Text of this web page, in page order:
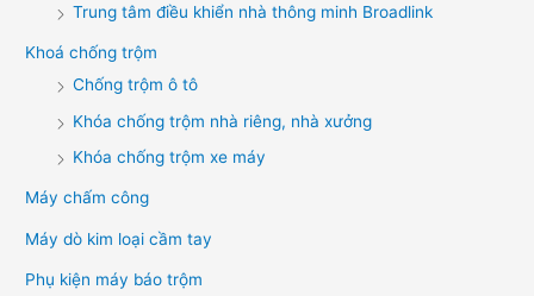
Trung tâm điều khiển nhà thông minh Broadlink
Khoá chống trộm
Chống trộm ô tô
Khóa chống trộm nhà riêng, nhà xưởng
Khóa chống trộm xe máy
Máy chấm công
Máy dò kim loại cầm tay
Phụ kiện máy báo trộm